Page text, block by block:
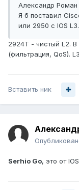
Александр Роман
Я б поставил
или 2950 с IOS L3.
2924T - чистый L2. В
(фильтрация, QoS).
Вставить ник
Serhio Go, это от